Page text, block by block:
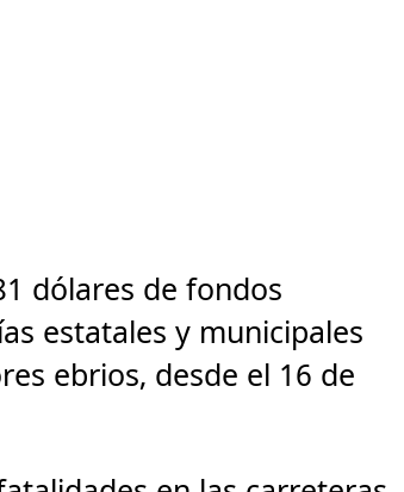
dólares de fondos
estatales y municipales
ebrios, desde el 16 de